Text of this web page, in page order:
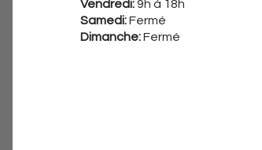
Vendredi:9h à 18h
Samedi:Fermé
Dimanche:Fermé